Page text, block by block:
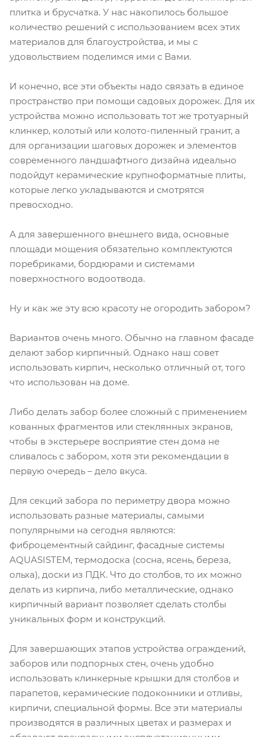
плитка и брусчатка. У нас накопилось большое
количество решений с использованием всех этих
материалов для благоустройства, и мы с
удовольствием поделимся ими с Вами.
И конечно, все эти объекты надо связать в единое
пространство при помощи садовых дорожек. Для их
устройства можно использовать тот же тротуарный
клинкер, колотый или колото-пиленный гранит, а
для организации шаговых дорожек и элементов
современного ландшафтного дизайна идеально
подойдут керамические крупноформатные плиты,
которые легко укладываются и смотрятся
превосходно.
А для завершенного внешнего вида, основные
площади мощения обязательно комплектуются
поребриками, бордюрами и системами
поверхностного водоотвода.
Ну и как же эту всю красоту не огородить забором?
Вариантов очень много. Обычно на главном фасаде
делают забор кирпичный. Однако наш совет
использовать кирпич, несколько отличный от, того
что использован на доме.
Либо делать забор более сложный с применением
кованных фрагментов или стеклянных экранов,
чтобы в экстерьере восприятие стен дома не
сливалось с забором, хотя эти рекомендации в
первую очередь – дело вкуса.
Для секций забора по периметру двора можно
использовать разные материалы, самыми
популярными на сегодня являются:
фиброцементный сайдинг, фасадные системы
AQUASISTEM, термодоска (сосна, ясень, береза,
ольха), доски из ПДК. Что до столбов, то их можно
делать из кирпича, либо металлические, однако
кирпичный вариант позволяет сделать столбы
уникальных форм и конструкций.
Для завершающих этапов устройства ограждений,
заборов или подпорных стен, очень удобно
использовать клинкерные крышки для столбов и
парапетов, керамические подоконники и отливы,
кирпичи, специальной формы. Все эти материалы
производятся в различных цветах и размерах и